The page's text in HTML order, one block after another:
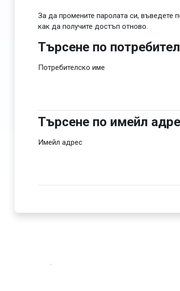
За да промените паролата си, въведете
как да получите достъп отново.
Търсене по
Търсене по
Потребителско име
Търсене по имейл адрес
Търсене по имейл
Имейл адрес